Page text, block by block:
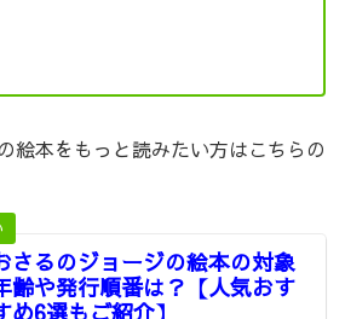
絵本をもっと読みたい方はこちらの
さるのジョージの絵本の対象
齢や発行順番は？【人気おす
め6選もご紹介】